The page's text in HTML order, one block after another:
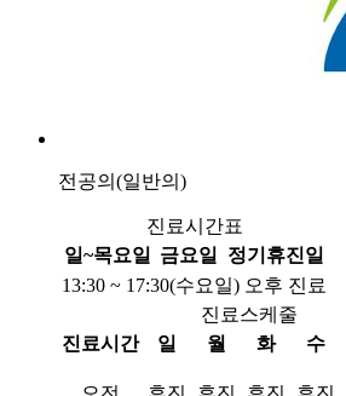
전공의(일반의)
진료시간표
일~목요일
금요일
정기휴진일
13:30 ~ 17:30(수요일) 오후 진료
진료스케줄
진료시간
일 월 화 수